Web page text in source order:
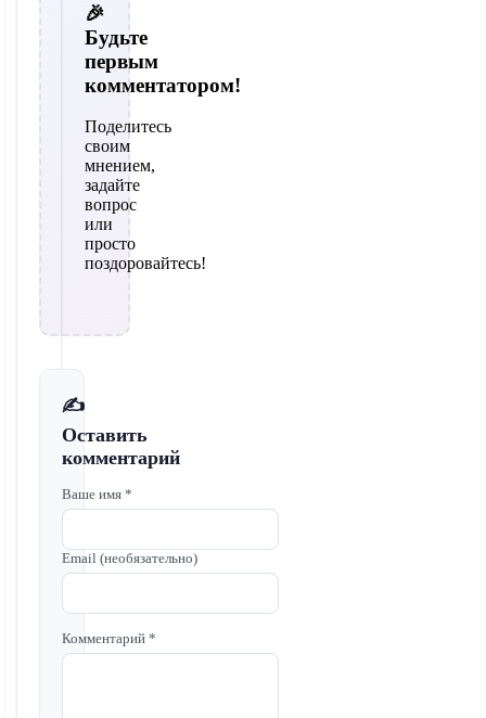
🎉
Будьте
первым
комментатором!
Поделитесь
своим
мнением,
задайте
вопрос
или
просто
поздоровайтесь!
✍️
Оставить
комментарий
Ваше имя *
Email (необязательно)
Комментарий *